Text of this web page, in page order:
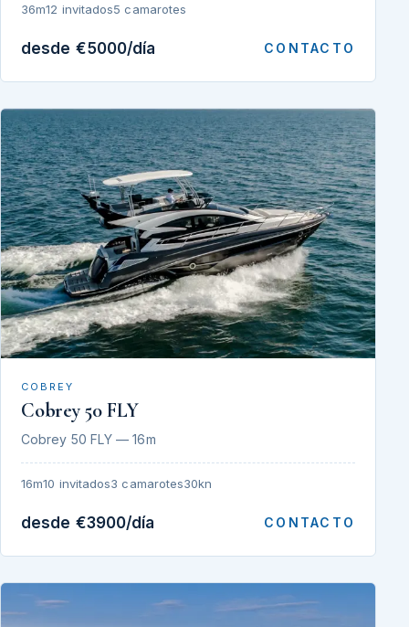
36m12 invitados5 camarotes
desde €5000/día CONTACTO
COBREY
Cobrey 50 FLY
Cobrey 50 FLY — 16m
16m10 invitados3 camarotes30kn
desde €3900/día CONTACTO